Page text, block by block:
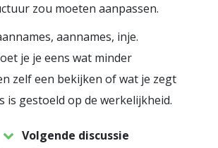
zou moeten aanpassen.
aannames, inje.
je je eens wat minder
zelf een bekijken of wat je zegt
is gestoeld op de werkelijkheid.
Volgende discussie